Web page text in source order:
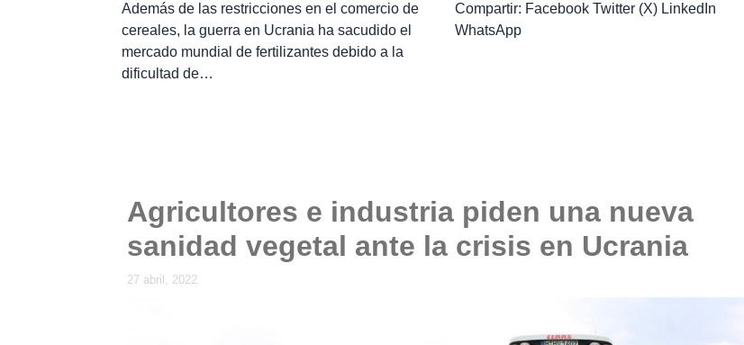
Además de las restricciones en el comercio de
cereales, la guerra en Ucrania ha sacudido el
mercado mundial de fertilizantes debido a la
dificultad de…
Compartir: Facebook Twitter (X) LinkedIn
WhatsApp
Agricultores e industria piden una nueva
sanidad vegetal ante la crisis en Ucrania
27 abril, 2022